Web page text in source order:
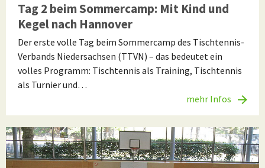
Tag 2 beim Sommercamp: Mit Kind und
Kegel nach Hannover
Der erste volle Tag beim Sommercamp des Tischtennis-
Verbands Niedersachsen (TTVN) – das bedeutet ein
volles Programm: Tischtennis als Training, Tischtennis
als Turnier und…
mehr Infos